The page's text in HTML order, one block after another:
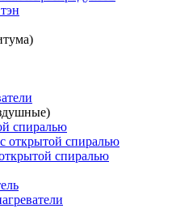
спиралью
открытой спиралью
спиралью